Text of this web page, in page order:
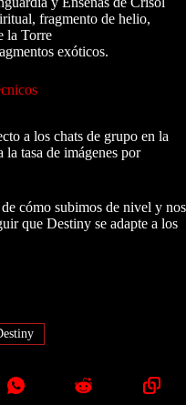
fragmento de helio,
la Torre
exóticos.
a los chats de grupo en la
tasa de imágenes por
cómo subimos de nivel y nos
que Destiny se adapte a los